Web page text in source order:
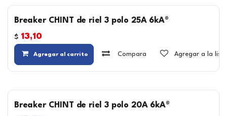
Breaker CHINT de riel 3 polo 25A 6kA®
$ 13,10
Agregar al carrito Compara Agregar a la
Breaker CHINT de riel 3 polo 20A 6kA®